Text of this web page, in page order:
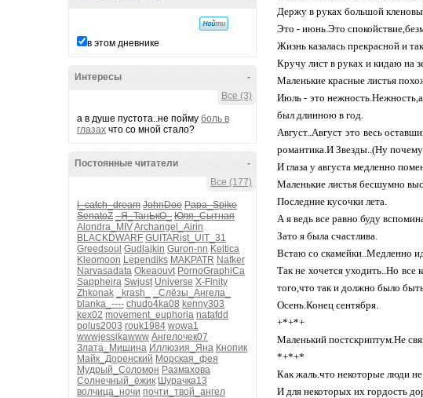
в этом дневнике
-
Интересы
Все (3)
а в душе пустота..не пойму боль в
глазах что со мной стало?
-
Постоянные читатели
Все (177)
I_catch_dream JohnDoe Papa_Spike
SenatoZ _Я_ТанЬкО_ Юля_Сытная
Alondra_MIVArchangel_Airin
BLACKDWARF GUITARist_UIT_31
Greedsoul Gudlajkin Guron-nn Keltica
Kleomoon Lependiks MAKPATR Nafker
Narvasadata Okeaouvt PornoGraphiCa
Sappheira Swjust Universe X-Finity
Zhkonak
_krash_
_Слёзы_Ангела_
blanka_---- chudo4ka08 kenny303
kex02 movement_euphoria natafdd
polus2003 rouk1984 wowa1
wwwjessikawww Ангелочек07
Злата_Мишина Иллюзия_Яна Кнопик
Майк_Доренский Морская_фея
Мудрый_Соломон Размахова
Солнечный_ёжик Шурачка13
волчица_ночи почти_твой_ангел
Держу в руках большой
Это - июнь.Это
Жизнь казалась прекрасной и
Кручу лист в руках и кидаю на
Маленькие красные листья
Июль - это
был длинною в год.
Август..Август это весь
романтика.И Звезды..(Ну
И глаза у августа медленно
Маленькие листья бесшумно
Последние кусочки лета.
А я ведь все равно буду
Зато я была счастлива.
Встаю со скамейки..Медленно
Так не хочется уходить..Но все
того,что так и должно было
Осень.Конец сентября.
+*+*+
Маленький постскриптум.Не
*+*+*
Как жаль.что некоторые люди
И для некоторых их гордость